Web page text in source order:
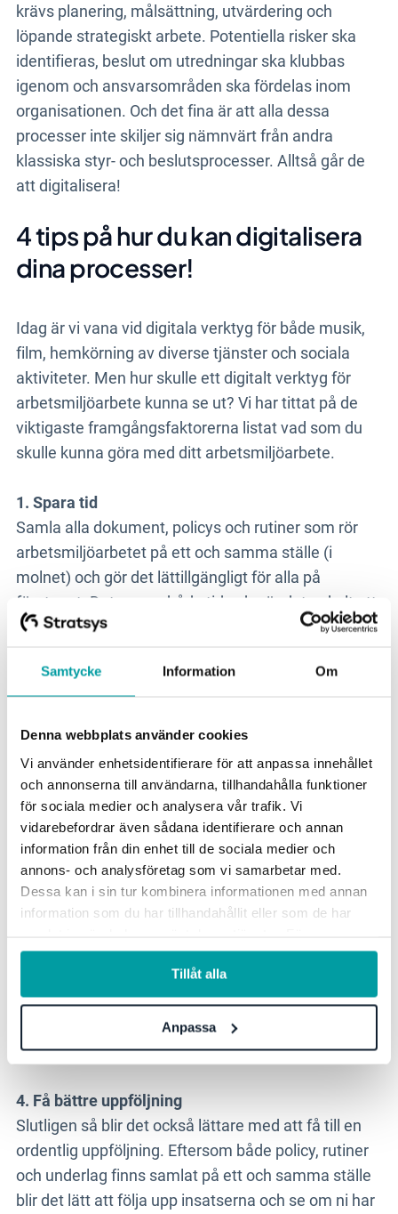
Samtycke Information Om
Denna webbplats använder cookies
Vi använder enhetsidentifierare för att anpassa innehållet
och annonserna till användarna, tillhandahålla funktioner
för sociala medier och analysera vår trafik. Vi
vidarebefordrar även sådana identifierare och annan
information från din enhet till de sociala medier och
annons- och analysföretag som vi samarbetar med.
Dessa kan i sin tur kombinera informationen med annan
information som du har tillhandahållit eller som de har
information, se vårintegritetspolicy.
Tillåt alla
Anpassa
krävs planering, målsättning, utvärdering och
löpande strategiskt arbete. Potentiella risker ska
identifieras, beslut om utredningar ska klubbas
igenom och ansvarsområden ska fördelas inom
organisationen. Och det fina är att alla dessa
processer inte skiljer sig nämnvärt från andra
klassiska styr- och beslutsprocesser. Alltså går de
att digitalisera!
4 tips på hur du kan digitalisera
dina processer!
Idag är vi vana vid digitala verktyg för både musik,
film, hemkörning av diverse tjänster och sociala
aktiviteter. Men hur skulle ett digitalt verktyg för
arbetsmiljöarbete kunna se ut? Vi har tittat på de
viktigaste framgångsfaktorerna listat vad som du
skulle kunna göra med ditt arbetsmiljöarbete.
1. Spara tid
Samla alla dokument, policys och rutiner som rör
arbetsmiljöarbetet på ett och samma ställe (i
molnet) och gör det lättillgängligt för alla på
företaget. Det sparar både tid och gör det enkelt att
involvera och informera hela organisationen!
2. Få bättre överblick
Genom att samla, organisera och systematisera
arbetsmiljöarbetet i molnet eller på en annan
överblick. Det blir också enkelt att följa de rutiner
och processer som ni satt upp, kanske till och med i
realtid!
3. Automatisera rutiner
Med en digitaliserad arbetsmiljöpolicy och
automatisera både schemaläggning av aktiviteter
och påminnelser för när de olika aktiviteterna ska
genomföras. Det underlättar både planering och
genomförande av alla aktiviteter kopplade till
arbetsmiljöarbetet.
4. Få bättre uppföljning
Slutligen så blir det också lättare med att få till en
ordentlig uppföljning. Eftersom både policy, rutiner
och underlag finns samlat på ett och samma ställe
blir det lätt att följa upp insatserna och se om ni har